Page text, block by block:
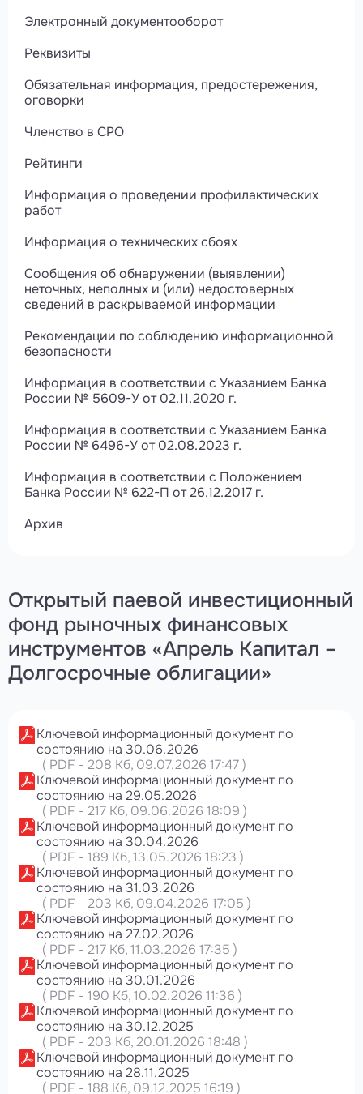
Электронный документооборот
Реквизиты
Обязательная информация, предостережения,
оговорки
Членство в СРО
Рейтинги
Информация о проведении профилактических
работ
Информация о технических сбоях
Сообщения об обнаружении (выявлении)
неточных, неполных и (или) недостоверных
сведений в раскрываемой информации
Рекомендации по соблюдению информационной
безопасности
Информация в соответствии с Указанием Банка
России № 5609-У от 02.11.2020 г.
Информация в соответствии с Указанием Банка
России № 6496-У от 02.08.2023 г.
Информация в соответствии с Положением
Банка России № 622-П от 26.12.2017 г.
Архив
Открытый паевой инвестиционный
фонд рыночных финансовых
инструментов «Апрель Капитал –
Долгосрочные облигации»
Ключевой информационный документ по
состоянию на 30.06.2026
( PDF - 208 Кб, 09.07.2026 17:47)
Ключевой информационный документ по
состоянию на 29.05.2026
( PDF - 217 Кб, 09.06.2026 18:09 )
Ключевой информационный документ по
состоянию на 30.04.2026
( PDF - 189 Кб, 13.05.2026 18:23 )
Ключевой информационный документ по
состоянию на 31.03.2026
( PDF - 203 Кб, 09.04.2026 17:05 )
Ключевой информационный документ по
состоянию на 27.02.2026
( PDF - 217 Кб, 11.03.2026 17:35 )
Ключевой информационный документ по
состоянию на 30.01.2026
( PDF - 190 Кб, 10.02.2026 11:36 )
Ключевой информационный документ по
состоянию на 30.12.2025
( PDF - 203 Кб, 20.01.2026 18:48 )
Ключевой информационный документ по
состоянию на 28.11.2025
( PDF - 188 Кб, 09.12.2025 16:19 )